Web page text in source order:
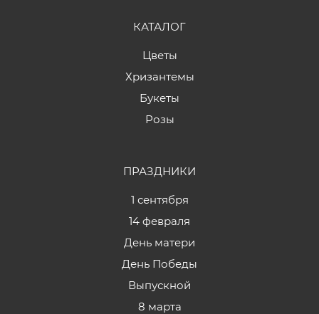
КАТАЛОГ
Цветы
Хризантемы
Букеты
Розы
ПРАЗДНИКИ
1 сентября
14 февраля
День матери
День Победы
Выпускной
8 марта